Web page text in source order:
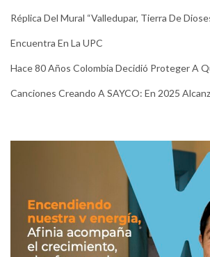
Réplica Del Mural “Valledupar, Tierra De
Encuentra En La UPC
Hace 80 Años Colombia Decidió Proteger A
Canciones Creando A SAYCO: En 2025